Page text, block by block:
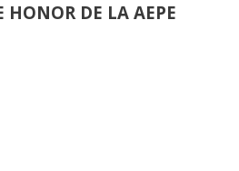
HONOR DE LA AEPE